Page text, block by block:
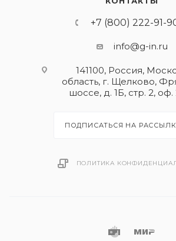
+7 (800) 222-91-
info@g-in.ru
141100, Россия,
область, г. Щелково,
шоссе, д. 1Б, стр. 2,
ПОДПИСАТЬСЯ НА
ПОЛИТИКА